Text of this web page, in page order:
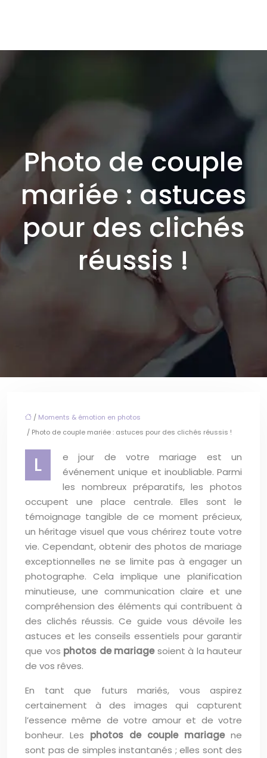
Photo de couple
mariée : astuces
pour des clichés
réussis !
/ Moments & émotion en photos
/ Photo de couple mariée : astuces pour des clichés réussis !
L
e jour de votre mariage est un
événement unique et inoubliable. Parmi
les nombreux préparatifs, les photos
occupent une place centrale. Elles sont le
témoignage tangible de ce moment précieux,
un héritage visuel que vous chérirez toute votre
vie. Cependant, obtenir des photos de mariage
exceptionnelles ne se limite pas à engager un
photographe. Cela implique une planification
minutieuse, une communication claire et une
compréhension des éléments qui contribuent à
des clichés réussis. Ce guide vous dévoile les
astuces et les conseils essentiels pour garantir
que vos photos de mariagesoient à la hauteur
de vos rêves.
En tant que futurs mariés, vous aspirez
certainement à des images qui capturent
l’essence même de votre amour et de votre
bonheur. Les photos de couple mariage ne
sont pas de simples instantanés ; elles sont des